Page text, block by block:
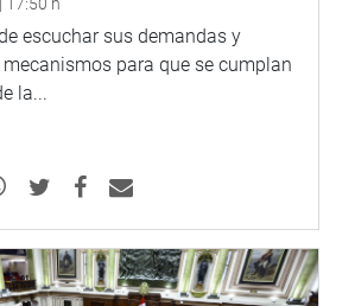
de la Cámara de Comercio de
sobre la Estrategia Nacional de
2026-2030 y planteó la necesidad de
digital y la articulación entre el
y la academia para impulsar el
del país.
E IMAGEN
escuchar sus demandas y
para que se cumplan
la...